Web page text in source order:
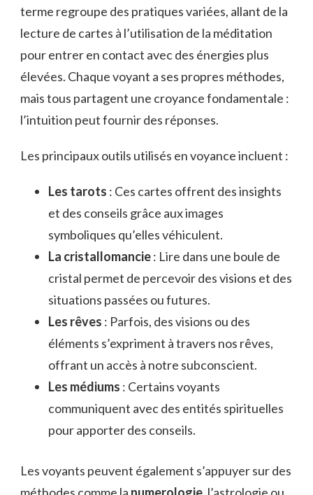
terme regroupe des pratiques variées, allant de la
lecture de cartes à l’utilisation de la méditation
pour entrer en contact avec des énergies plus
élevées. Chaque voyant a ses propres méthodes,
mais tous partagent une croyance fondamentale :
l’intuition peut fournir des réponses.
Les principaux outils utilisés en voyance incluent :
Les tarots : Ces cartes offrent des insights
et des conseils grâce aux images
symboliques qu’elles véhiculent.
La cristallomancie: Lire dans une boule de
cristal permet de percevoir des visions et des
situations passées ou futures.
Les rêves : Parfois, des visions ou des
éléments s’expriment à travers nos rêves,
offrant un accès à notre subconscient.
Les médiums : Certains voyants
communiquent avec des entités spirituelles
pour apporter des conseils.
Les voyants peuvent également s’appuyer sur des